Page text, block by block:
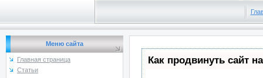
Меню сайта
Главная страница
Статьи
Как продвинуть сайт